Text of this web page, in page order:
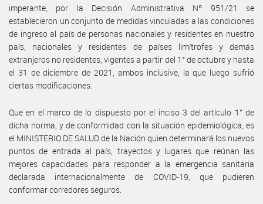
imperante, por la Decisión Administrativa Nº 951/21 se
establecieron un conjunto de medidas vinculadas a las condiciones
de ingreso al país de personas nacionales y residentes en nuestro
país, nacionales y residentes de países limítrofes y demás
extranjeros no residentes, vigentes a partir del 1° de octubre y hasta
el 31 de diciembre de 2021, ambos inclusive, la que luego sufrió
ciertas modificaciones.
Que en el marco de lo dispuesto por el inciso 3 del artículo 1° de
dicha norma, y de conformidad con la situación epidemiológica, es
el MINISTERIO DE SALUD de la Nación quien determinará los nuevos
puntos de entrada al país, trayectos y lugares que reúnan las
mejores capacidades para responder a la emergencia sanitaria
declarada internacionalmente de COVID-19, que pudieren
conformar corredores seguros.